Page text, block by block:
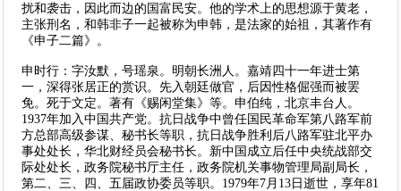
扰和袭击，因此而边的国富民安。他的学术上的思想源于黄老，
主张刑名，和韩非子一起被称为申韩，是法家的始祖，其著作有
《申子二篇》。
申时行：字汝默，号瑶泉。明朝长洲人。嘉靖四十一年进士第
一，深得张居正的赏识。先入朝廷做官，后因性格倔强而被罢
免。死于文定。著有《赐闲堂集》等。申伯纯，北京丰台人。
1937年加入中国共产党。抗日战争中曾任国民革命军第八路军前
方总部高级参谋、秘书长等职，抗日战争胜利后八路军驻北平办
事处处长，华北财经员会秘书长。新中国成立后任中央统战部交
际处处长，政务院秘书厅主任，政务院机关事物管理局副局长，
第二、三、四、五届政协委员等职。1979年7月13日逝世，享年81